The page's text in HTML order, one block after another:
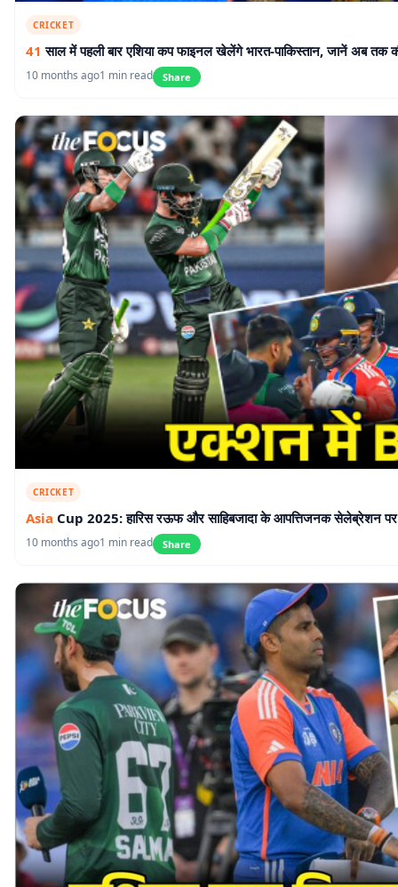
CRICKET
41 साल में पहली बार एशिया कप फाइनल खेलेंगे भारत-पाकिस्तान, जानें अब तक
10 months ago1 min read Share
CRICKET
Asia Cup 2025: हारिस रऊफ और साहिबजादा के आपत्तिजनक सेलेब्रेशन
10 months ago1 min read Share